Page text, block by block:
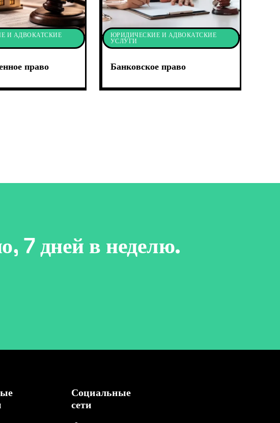
И АДВОКАТСКИЕ
право
ЮРИДИЧЕСКИЕ И АДВОКАТСКИЕ
УСЛУГИ
Банковское право
7 дней в неделю.
Социальные
сети